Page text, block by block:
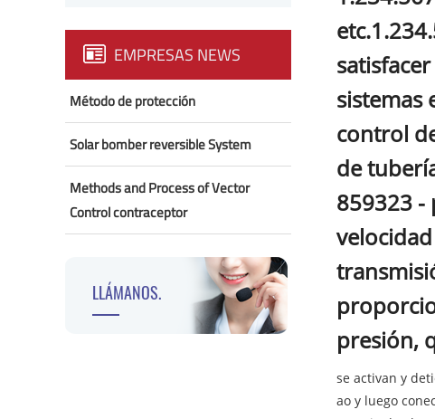
EMPRESAS NEWS
Método de protección
Solar bomber reversible System
Methods and Process of Vector
Control contraceptor
LLÁMANOS.
sistemas
control
de
859323 -
presión,
se activan y
ao y luego